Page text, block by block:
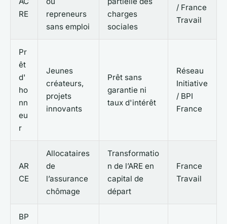
RE
repreneurs
sans emploi
charges
sociales
/ France
Travail
Pr
êt
d'
ho
nn
eu
r
Jeunes
créateurs,
projets
innovants
Prêt sans
garantie ni
taux d'intérêt
Réseau
Initiative
/ BPI
France
AR
CE
Allocataires
de
l’assurance
chômage
Transformatio
n de l’ARE en
capital de
départ
France
Travail
BP